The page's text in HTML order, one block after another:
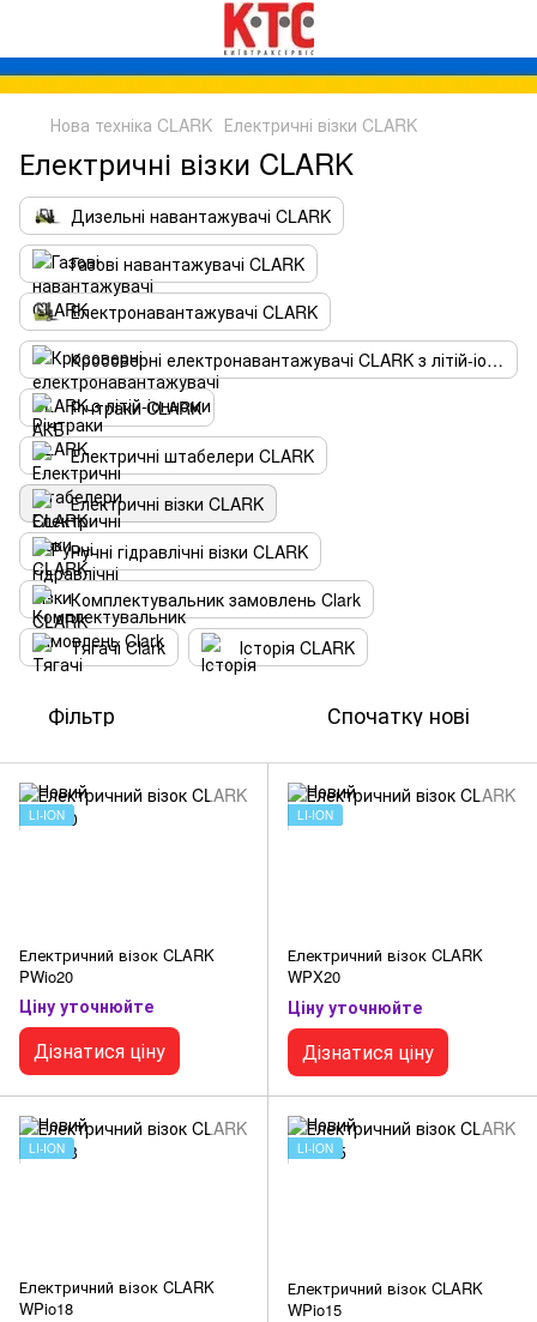
Нова техніка CLARK Електричні візки CLARK
Електричні візки CLARK
Дизельні навантажувачі CLARK
Газові навантажувачі CLARK
Електронавантажувачі CLARK
Кросоверні електронавантажувачі CLARK з літій-іонноми АКБ
Річтраки CLARK
Електричні штабелери CLARK
Електричні візки CLARK
Ручні гідравлічні візки CLARK
Комплектувальник замовлень Clark
Тягачі Clark
Історія CLARK
Фільтр Спочатку нові
LI-ION
Електричний візок CLARK
PWio20
Ціну уточнюйте
Дізнатися ціну
LI-ION
Електричний візок CLARK
WPX20
Ціну уточнюйте
Дізнатися ціну
LI-ION
Електричний візок CLARK
WPio18
LI-ION
Електричний візок CLARK
WPio15